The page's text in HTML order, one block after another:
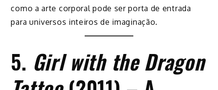
como a arte corporal pode ser porta de entrada
para universos inteiros de imaginação.
5. Girl with the Dragon